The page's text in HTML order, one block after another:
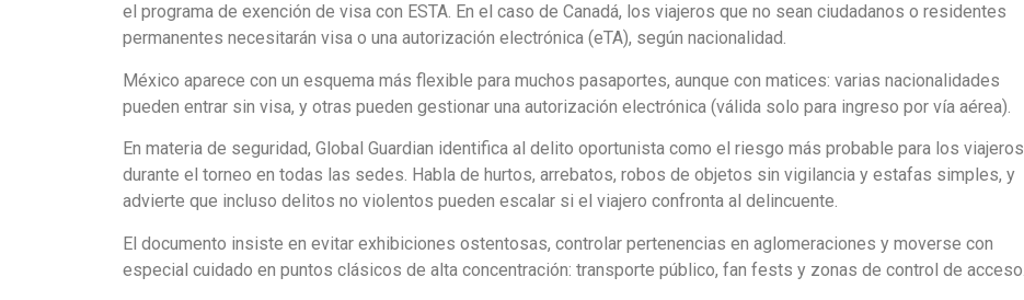
el programa de exención de visa con ESTA. En el caso de Canadá, los viajeros que no sean ciudadanos o residentes
permanentes necesitarán visa o una autorización electrónica (eTA), según nacionalidad.
México aparece con un esquema más flexible para muchos pasaportes, aunque con matices: varias nacionalidades
pueden entrar sin visa, y otras pueden gestionar una autorización electrónica (válida solo para ingreso por vía aérea).
En materia de seguridad, Global Guardian identifica al delito oportunista como el riesgo más probable para los viajeros
durante el torneo en todas las sedes. Habla de hurtos, arrebatos, robos de objetos sin vigilancia y estafas simples, y
advierte que incluso delitos no violentos pueden escalar si el viajero confronta al delincuente.
El documento insiste en evitar exhibiciones ostentosas, controlar pertenencias en aglomeraciones y moverse con
especial cuidado en puntos clásicos de alta concentración: transporte público, fan fests y zonas de control de acceso.